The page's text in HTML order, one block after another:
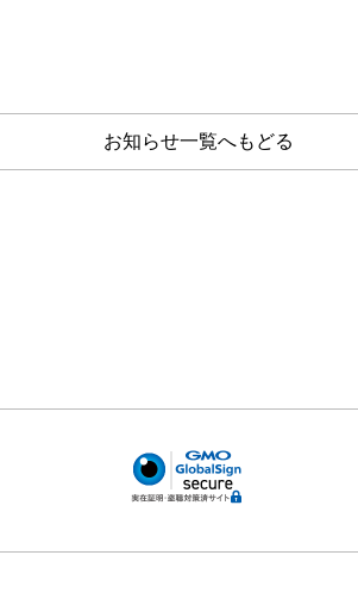
お知らせ一覧へもどる